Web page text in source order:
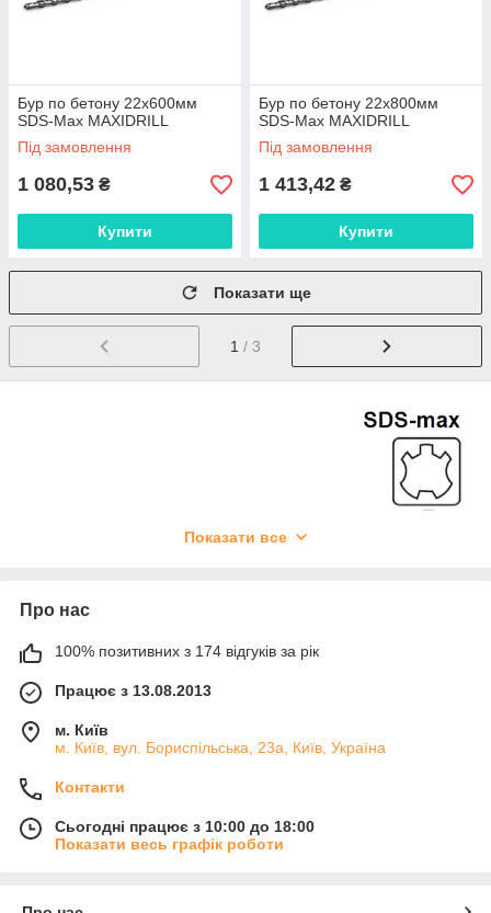
Бур по бетону 22x600мм
SDS-Max MAXIDRILL
Під замовлення
1 080,53 ₴
Купити
Бур по бетону 22x800мм
SDS-Max MAXIDRILL
Під замовлення
1 413,42 ₴
Купити
Показати ще
1 / 3
Показати все
Про нас
100% позитивних з 174 відгуків за рік
Працює з 13.08.2013
м. Київ
м. Київ, вул. Бориспільська, 23а, Київ, Україна
Контакти
Сьогодні працює з 10:00 до 18:00
Показати весь графік роботи